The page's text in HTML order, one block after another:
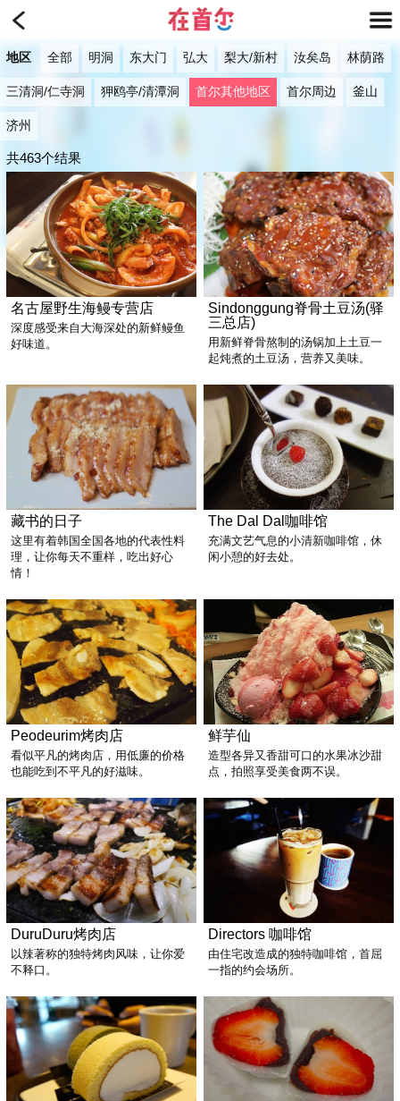
地区 全部 明洞 东大门 弘大 梨大/新村 汝矣岛 林荫路
三清洞/仁寺洞 狎鸥亭/清潭洞 首尔其他地区 首尔周边 釜山
济州
共463个结果
名古屋野生海鳗专营店
深度感受来自大海深处的新鲜鳗鱼
好味道。
Sindonggung脊骨土豆汤(驿
三总店)
用新鲜脊骨熬制的汤锅加上土豆一
起炖煮的土豆汤，营养又美味。
藏书的日子
这里有着韩国全国各地的代表性料
理，让你每天不重样，吃出好心
情！
The Dal Dal咖啡馆
充满文艺气息的小清新咖啡馆，休
闲小憩的好去处。
Peodeurim烤肉店
看似平凡的烤肉店，用低廉的价格
也能吃到不平凡的好滋味。
鲜芋仙
造型各异又香甜可口的水果冰沙甜
点，拍照享受美食两不误。
DuruDuru烤肉店
以辣著称的独特烤肉风味，让你爱
不释口。
Directors 咖啡馆
由住宅改造成的独特咖啡馆，首屈
一指的约会场所。